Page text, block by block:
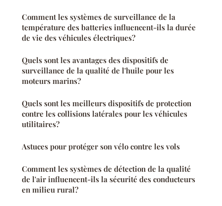
Comment les systèmes de surveillance de la
température des batteries influencent-ils la durée
de vie des véhicules électriques?
Quels sont les avantages des dispositifs de
surveillance de la qualité de l'huile pour les
moteurs marins?
Quels sont les meilleurs dispositifs de protection
contre les collisions latérales pour les véhicules
utilitaires?
Astuces pour protéger son vélo contre les vols
Comment les systèmes de détection de la qualité
de l'air influencent-ils la sécurité des conducteurs
en milieu rural?